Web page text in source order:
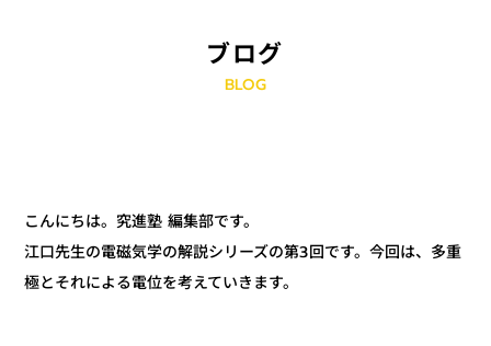
ブログ
BLOG
こんにちは。究進塾 編集部です。
江口先生の電磁気学の解説シリーズの第3回です。今回は、多重
極とそれによる電位を考えていきます。